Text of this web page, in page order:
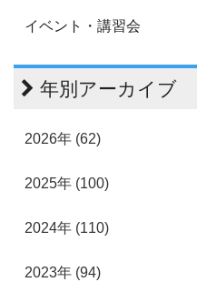
イベント・講習会
年別アーカイブ
2026年 (62)
2025年 (100)
2024年 (110)
2023年 (94)